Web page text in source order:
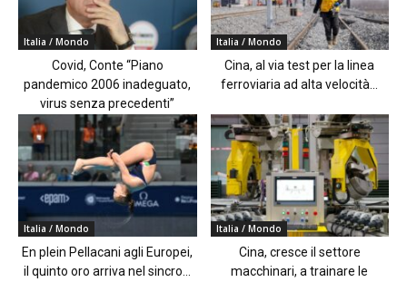
Italia / Mondo
Covid, Conte “Piano
pandemico 2006 inadeguato,
virus senza precedenti”
Italia / Mondo
Cina, al via test per la linea
ferroviaria ad alta velocità...
Italia / Mondo
En plein Pellacani agli Europei,
il quinto oro arriva nel sincro...
Italia / Mondo
Cina, cresce il settore
macchinari, a trainare le